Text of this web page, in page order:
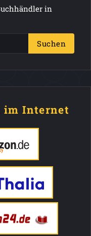
in
Suchen
im Internet